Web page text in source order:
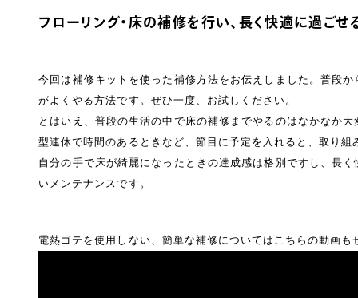
フローリング・床の補修を行い、長く快適に過ごせ
今回は補修キットを使った補修方法をお伝えしました。普段
がよくやる方法です。ぜひ一度、お試しください。
とはいえ、普段の生活の中で床の補修までやるのはなかなか
型連休で時間のあるときなど、節目に予定を入れると、取り組
自分の手で床が綺麗になったときの達成感は格別ですし、長
いメンテナンスです。
電熱ゴテを使用しない、簡単な補修についてはこちらの動画も